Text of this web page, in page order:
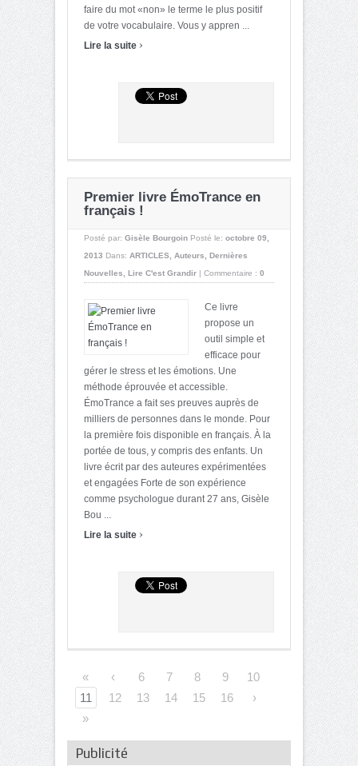
faire du mot «non» le terme le plus positif
de votre vocabulaire. Vous y appren ...
Lire la suite ›
Premier livre ÉmoTrance en
français !
Posté par: Gisèle Bourgoin Posté le: octobre 09,
2013 Dans: ARTICLES Auteurs
Dernières
Nouvelles
Lire C'est Grandir | Commentaire : 0
Ce livre
propose un
outil simple et
efficace pour
gérer le stress et les émotions. Une
méthode éprouvée et accessible.
ÉmoTrance a fait ses preuves auprès de
milliers de personnes dans le monde. Pour
la première fois disponible en français. À la
portée de tous, y compris des enfants. Un
livre écrit par des auteures expérimentées
et engagées Forte de son expérience
comme psychologue durant 27 ans, Gisèle
Bou ...
Lire la suite ›
« ‹ 6 7 8 9
10
11
12 13 14 15 16
›
»
Publicité